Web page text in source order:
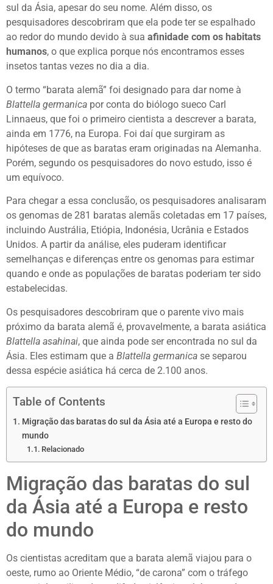
sul da Ásia, apesar do seu nome. Além disso, os
pesquisadores descobriram que ela pode ter se espalhado
ao redor do mundo devido à sua afinidade com os habitats
humanos, o que explica porque nós encontramos esses
insetos tantas vezes no dia a dia.
O termo “barata alemã” foi designado para dar nome à
Blattella germanica por conta do biólogo sueco Carl
Linnaeus, que foi o primeiro cientista a descrever a barata,
ainda em 1776, na Europa. Foi daí que surgiram as
hipóteses de que as baratas eram originadas na Alemanha.
Porém, segundo os pesquisadores do novo estudo, isso é
um equívoco.
Para chegar a essa conclusão, os pesquisadores analisaram
os genomas de 281 baratas alemãs coletadas em 17 países,
incluindo Austrália, Etiópia, Indonésia, Ucrânia e Estados
Unidos. A partir da análise, eles puderam identificar
semelhanças e diferenças entre os genomas para estimar
quando e onde as populações de baratas poderiam ter sido
estabelecidas.
Os pesquisadores descobriram que o parente vivo mais
próximo da barata alemã é, provavelmente, a barata asiática
Blattella asahinai, que ainda pode ser encontrada no sul da
Ásia. Eles estimam que a Blattella germanica se separou
dessa espécie asiática há cerca de 2.100 anos.
Table of Contents
Migração das baratas do sul da Ásia até a Europa e resto do
mundo
Relacionado
Migração das baratas do sul
da Ásia até a Europa e resto
do mundo
Os cientistas acreditam que a barata alemã viajou para o
oeste, rumo ao Oriente Médio, “de carona” com o tráfego